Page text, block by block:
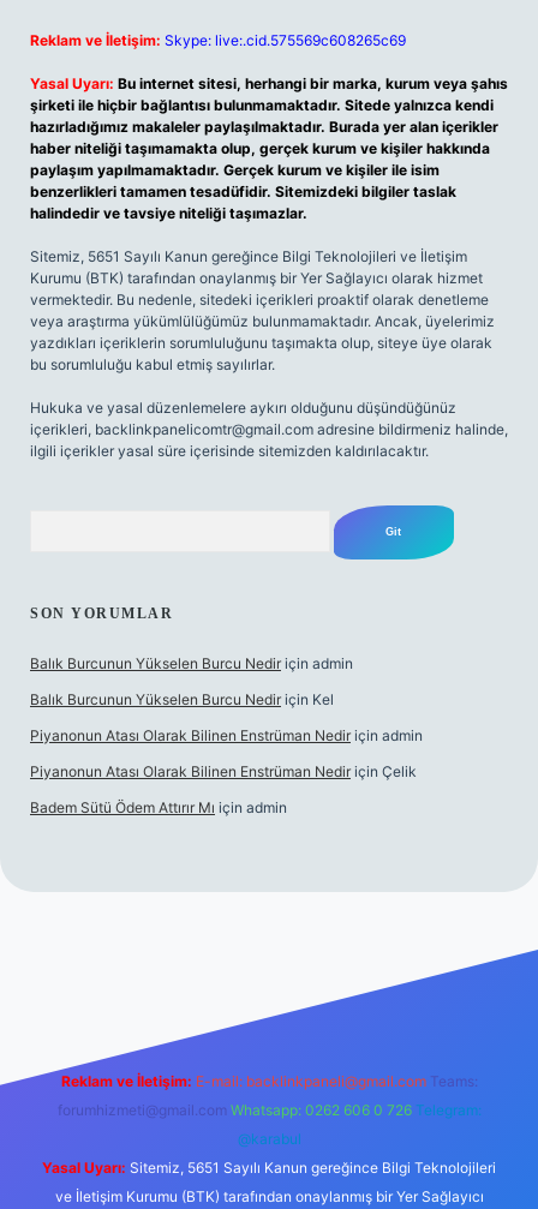
Reklam ve İletişim: Skype: live:.cid.575569c608265c69
Yasal Uyarı: Bu internet sitesi, herhangi bir marka, kurum veya şahıs
şirketi ile hiçbir bağlantısı bulunmamaktadır. Sitede yalnızca kendi
hazırladığımız makaleler paylaşılmaktadır. Burada yer alan içerikler
haber niteliği taşımamakta olup, gerçek kurum ve kişiler hakkında
paylaşım yapılmamaktadır. Gerçek kurum ve kişiler ile isim
benzerlikleri tamamen tesadüfidir. Sitemizdeki bilgiler taslak
halindedir ve tavsiye niteliği taşımazlar.
Sitemiz, 5651 Sayılı Kanun gereğince Bilgi Teknolojileri ve İletişim
Kurumu (BTK) tarafından onaylanmış bir Yer Sağlayıcı olarak hizmet
vermektedir. Bu nedenle, sitedeki içerikleri proaktif olarak denetleme
veya araştırma yükümlülüğümüz bulunmamaktadır. Ancak, üyelerimiz
yazdıkları içeriklerin sorumluluğunu taşımakta olup, siteye üye olarak
bu sorumluluğu kabul etmiş sayılırlar.
Hukuka ve yasal düzenlemelere aykırı olduğunu düşündüğünüz
içerikleri, backlinkpanelicomtr@gmail.com adresine bildirmeniz halinde,
ilgili içerikler yasal süre içerisinde sitemizden kaldırılacaktır.
SON YORUMLAR
Balık Burcunun Yükselen Burcu Nedir için admin
Balık Burcunun Yükselen Burcu Nedir için Kel
Piyanonun Atası Olarak Bilinen Enstrüman Nedir için admin
Piyanonun Atası Olarak Bilinen Enstrüman Nedir için Çelik
Badem Sütü Ödem Attırır Mı için admin
Reklam ve İletişim: E-mail: backlinkpaneli@gmail.com Teams:
forumhizmeti@gmail.com Whatsapp: 0262 606 0 726 Telegram:
@karabul
Yasal Uyarı: Sitemiz, 5651 Sayılı Kanun gereğince Bilgi Teknolojileri
ve İletişim Kurumu (BTK) tarafından onaylanmış bir Yer Sağlayıcı